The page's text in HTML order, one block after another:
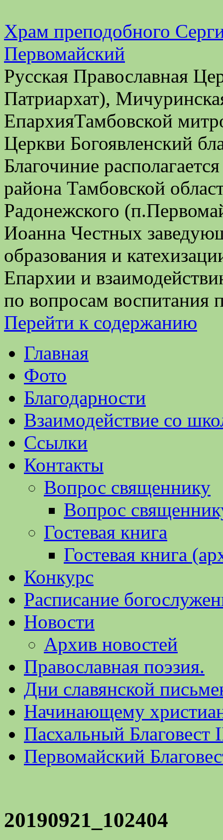
Храм преподобного
Первомайский
Русская Православная
Патриархат),
ЕпархияТамбовской
Церкви Богоявленский
Благочиние
района Тамбовской
Радонежского
Иоанна Честных
образования и
Епархии и
по вопросам воспитания
Перейти к содержанию
Главная
Фото
Благодарности
Взаимодействие со
Ссылки
Контакты
Вопрос священнику
Вопрос
Гостевая книга
Гостевая книга
Конкурс
Расписание
Новости
Архив новостей
Православная поэзия.
Дни славянской
Начинающему
Пасхальный Благовест
Первомайский
20190921_102404